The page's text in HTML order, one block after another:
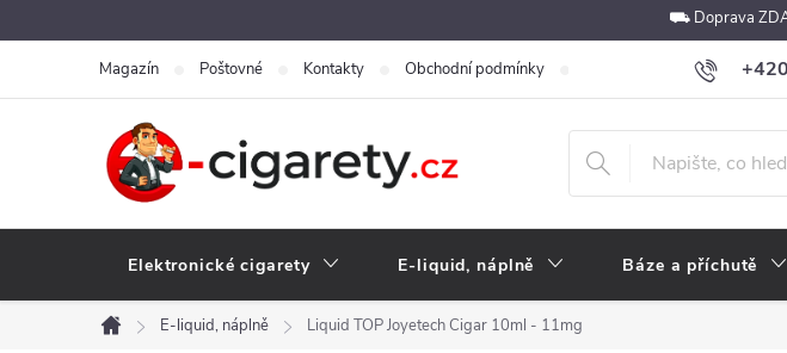
na
⛟ Doprava
Magazín Poštovné Kontakty Obchodní podmínky Podmínky ochrany osobních
Elektronické cigarety E-liquid, náplně Báze a příchutě
Domů
E-liquid, náplně Liquid TOP Joyetech Cigar 10ml - 11mg